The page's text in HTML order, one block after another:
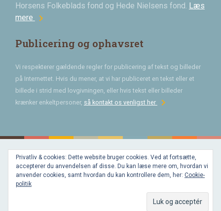
Horsens Folkeblads fond og Hede Nielsens fond. Læs
mere chevron_right
Publicering og ophavsret
Vi respekterer gældende regler for publicering af tekst og billeder
på Internettet. Hvis du mener, at vi har publiceret en tekst eller et
billede i strid med lovgivningen, eller hvis tekst eller billeder
krænker enkeltpersoner, så kontakt os venligst herchevron_right
Bygget med
WordPressog
favoriteaf
Privatliv & cookies: Dette website bruger cookies. Ved at fortsætte,
accepterer du anvendelsen af disse. Du kan læse mere om, hvordan vi
anvender cookies, samt hvordan du kan kontrollere dem, her: Cookie-
politik